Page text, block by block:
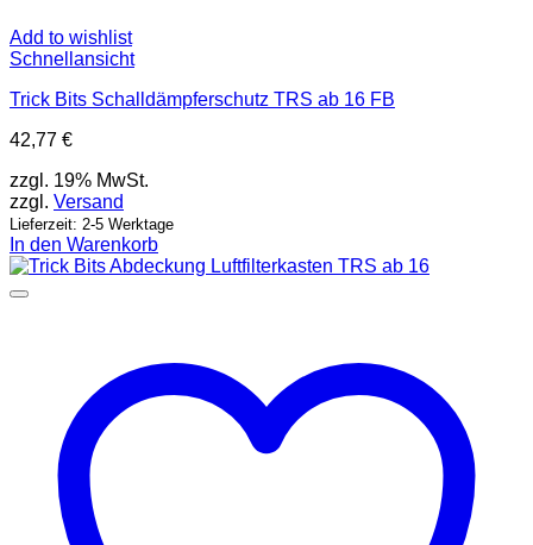
Add to wishlist
Schnellansicht
Trick Bits Schalldämpferschutz TRS ab 16 FB
42,77 €
zzgl. 19% MwSt.
zzgl. Versand
Lieferzeit: 2-5 Werktage
In den Warenkorb